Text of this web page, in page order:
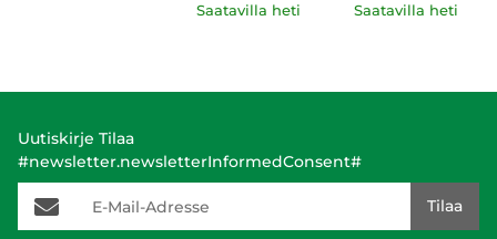
Saatavilla heti Saatavilla heti
Uutiskirje Tilaa
#newsletter.newsletterInformedConsent#
E-Mail-Adresse
Tilaa